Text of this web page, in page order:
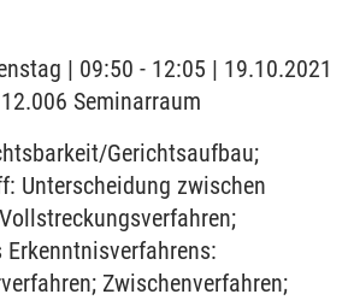
| 09:50 - 12:05 | 19.10.2021
Seminarraum
Gerichtsaufbau;
Unterscheidung zwischen
Zwischenverfahren;